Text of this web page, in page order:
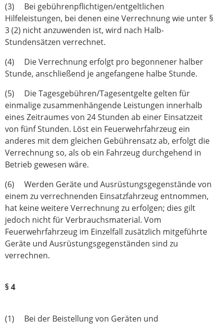
(3) Bei gebührenpflichtigen/entgeltlichen
Hilfeleistungen, bei denen eine Verrechnung wie unter §
3 (2) nicht anzuwenden ist, wird nach Halb-
Stundensätzen verrechnet.
(4) Die Verrechnung erfolgt pro begonnener halber
Stunde, anschließend je angefangene halbe Stunde.
(5) Die Tagesgebühren/Tagesentgelte gelten für
einmalige zusammenhängende Leistungen innerhalb
eines Zeitraumes von 24 Stunden ab einer Einsatzzeit
von fünf Stunden. Löst ein Feuerwehrfahrzeug ein
anderes mit dem gleichen Gebührensatz ab, erfolgt die
Verrechnung so, als ob ein Fahrzeug durchgehend in
Betrieb gewesen wäre.
(6) Werden Geräte und Ausrüstungsgegenstände von
einem zu verrechnenden Einsatz­fahrzeug entnommen,
hat keine weitere Verrechnung zu erfolgen; dies gilt
jedoch nicht für Verbrauchsmaterial. Vom
Feuerwehrfahrzeug im Einzelfall zusätzlich mit­ge­führte
Geräte und Ausrüstungsgegenständen sind zu
verrechnen.
§ 4
(1) Bei der Beistellung von Geräten und